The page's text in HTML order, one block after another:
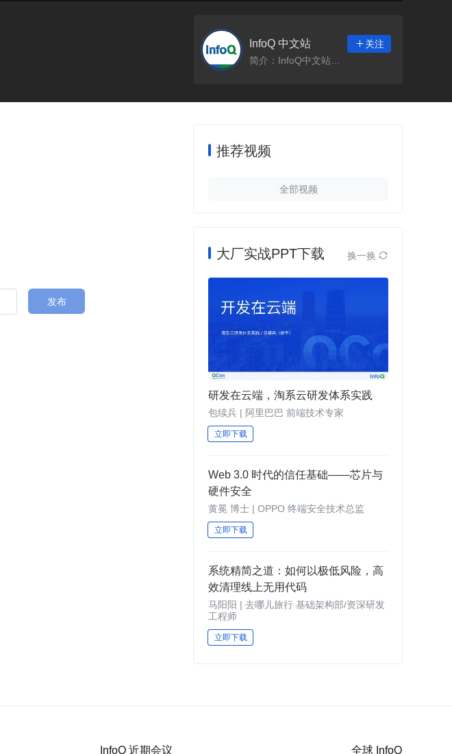
InfoQ 中文站 关注
简介：InfoQ中文站秉承“扎根社区、服务社区
发布
推荐视频
全部视频
大厂实战PPT下载 换一换 
研发在云端，淘系云研发体系实践
包续兵 | 阿里巴巴 前端技术专家
立即下载
Web 3.0 时代的信任基础——芯片与
硬件安全
黄冕 博士 | OPPO 终端安全技术总监
立即下载
系统精简之道：如何以极低风险，高
效清理线上无用代码
马阳阳 | 去哪儿旅行 基础架构部/资深研发
工程师
立即下载
InfoQ 近期会议 全球 InfoQ